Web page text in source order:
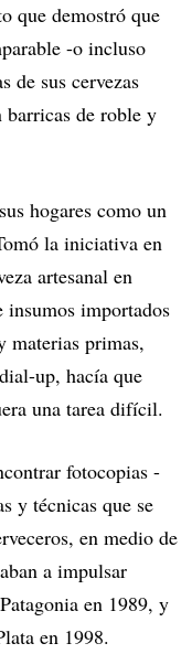
que demostró que
-o incluso
de sus cervezas
barricas de roble y
hogares como un
la iniciativa en
artesanal en
importados
materias primas,
up, hacía que
una tarea difícil.
fotocopias -
y técnicas que se
en medio de
a impulsar
en 1989, y
en 1998.